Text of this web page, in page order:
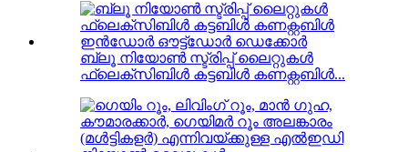
ബ്ലൂ നിയോൺ സ്ട്രിപ്പ് ലൈറ്റുകൾ
ഫ്ലെക്സിബിൾ കട്ടബിൾ കണക്റ്റബിൾ...